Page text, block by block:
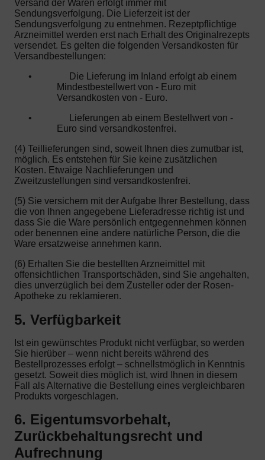
Versand der Waren erfolgt immer mit
Sendungsverfolgung. Die Lieferzeit ist der
Sendungsverfolgung zu entnehmen. Rezeptpflichtige
Arzneimittel werden erst nach Erhalt des Originalrezepts
versendet. Es gelten die folgenden Versandkosten für
Versandbestellungen:
•
Die Lieferung im Inland erfolgt ab einem
Mindestbestellwert von - Euro mit
Versandkosten von - Euro.
•
Lieferungen ab einem Bestellwert von -
Euro sind versandkostenfrei.
(4) Teillieferungen sind, soweit Ihnen dies zumutbar ist,
möglich. Es entstehen für Sie keine zusätzlichen
Kosten. Etwaige Nachlieferungen und
Zweitzustellungen sind versandkostenfrei.
(5) Sie versichern mit der Aufgabe Ihrer Bestellung, dass
die von Ihnen angegebene Lieferadresse richtig ist und
dass Sie die Ware persönlich entgegennehmen können
oder benennen eine andere natürliche Person, die die
Ware ersatzweise annehmen kann.
(6) Erhalten Sie die bestellten Arzneimittel mit
offensichtlichen Transportschäden, sind Sie angehalten,
dies unverzüglich bei dem Zusteller oder der Rosen-
Apotheke zu reklamieren.
5. Verfügbarkeit
Ist ein gewünschtes Produkt nicht verfügbar, so werden
Sie hierüber – wenn nicht bereits während des
Bestellprozesses erfolgt – schnellstmöglich in Kenntnis
gesetzt. Soweit dies möglich ist, wird Ihnen in diesem
Fall als Alternative die Bestellung eines vergleichbaren
Produkts vorgeschlagen.
6. Eigentumsvorbehalt,
Zurückbehaltungsrecht und
Aufrechnung